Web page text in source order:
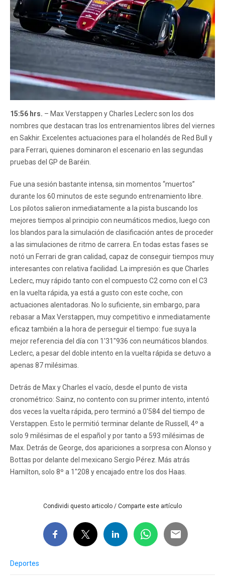
15:56 hrs. – Max Verstappen y Charles Leclerc son los dos
nombres que destacan tras los entrenamientos libres del viernes
en Sakhir. Excelentes actuaciones para el holandés de Red Bull y
para Ferrari, quienes dominaron el escenario en las segundas
pruebas del GP de Baréin.
Fue una sesión bastante intensa, sin momentos “muertos”
durante los 60 minutos de este segundo entrenamiento libre.
Los pilotos salieron inmediatamente a la pista buscando los
mejores tiempos al principio con neumáticos medios, luego con
los blandos para la simulación de clasificación antes de proceder
a las simulaciones de ritmo de carrera. En todas estas fases se
notó un Ferrari de gran calidad, capaz de conseguir tiempos muy
interesantes con relativa facilidad. La impresión es que Charles
Leclerc, muy rápido tanto con el compuesto C2 como con el C3
en la vuelta rápida, ya está a gusto con este coche, con
actuaciones alentadoras. No lo suficiente, sin embargo, para
rebasar a Max Verstappen, muy competitivo e inmediatamente
eficaz también a la hora de perseguir el tiempo: fue suya la
mejor referencia del día con 1'31"936 con neumáticos blandos.
Leclerc, a pesar del doble intento en la vuelta rápida se detuvo a
apenas 87 milésimas.
Detrás de Max y Charles el vacío, desde el punto de vista
cronométrico: Sainz, no contento con su primer intento, intentó
dos veces la vuelta rápida, pero terminó a 0'584 del tiempo de
Verstappen. Esto le permitió terminar delante de Russell, 4º a
solo 9 milésimas de el español y por tanto a 593 milésimas de
Max. Detrás de George, dos apariciones a sorpresa con Alonso y
Bottas por delante del mexicano Sergio Pérez. Más atrás
Hamilton, solo 8º a 1"208 y encajado entre los dos Haas.
Condividi questo articolo / Comparte este artículo
Deportes